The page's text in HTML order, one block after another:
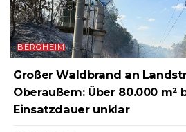
BERGHEIM
Großer Waldbrand an
Oberaußem: Über 80.000 m²
Einsatzdauer unklar